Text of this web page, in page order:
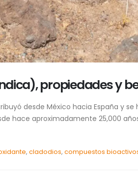
propiedades y
desde México hacia España y
hace aproximadamente 25,000
,cladodios,compuestos